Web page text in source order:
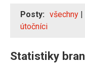
Posty: všechny |
útočníci
Statistiky